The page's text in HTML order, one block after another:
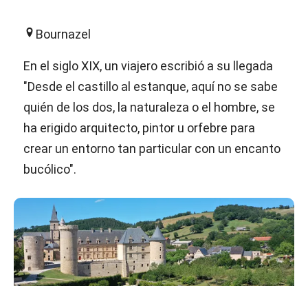
Bournazel
En el siglo XIX, un viajero escribió a su llegada
"Desde el castillo al estanque, aquí no se sabe
quién de los dos, la naturaleza o el hombre, se
ha erigido arquitecto, pintor u orfebre para
crear un entorno tan particular con un encanto
bucólico".